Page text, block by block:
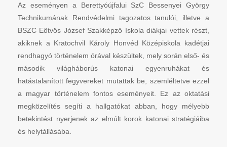
Az eseményen a Berettyóújfalui SzC Bessenyei György
Technikumának Rendvédelmi tagozatos tanulói, illetve a
BSZC Eötvös József Szakképző Iskola diákjai vettek részt,
akiknek a Kratochvil Károly Honvéd Középiskola kadétjai
rendhagyó történelem órával készültek, mely során első- és
második világháborús katonai egyenruhákat és
hatástalanított fegyvereket mutattak be, szemléltetve ezzel
a magyar történelem fontos eseményeit. Ez az oktatási
megközelítés segíti a hallgatókat abban, hogy mélyebb
betekintést nyerjenek az elmúlt korok katonai stratégiáiba
és helytállásába.